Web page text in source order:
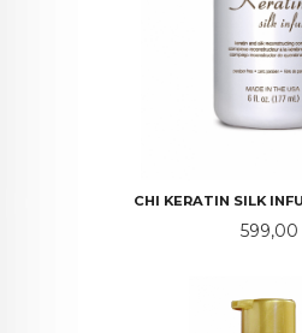
CHI KERATIN SILK
Pris
599,00